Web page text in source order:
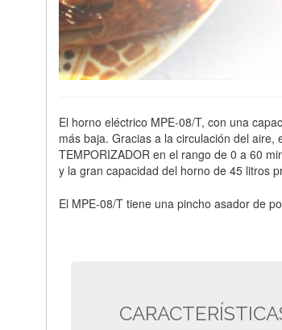
El horno eléctrico MPE-08/T, con una
más baja. Gracias a la circulación del
TEMPORIZADOR en el rango de 0 a 60
y la gran capacidad del horno de 45 litros
El MPE-08/T tiene una pincho asador de